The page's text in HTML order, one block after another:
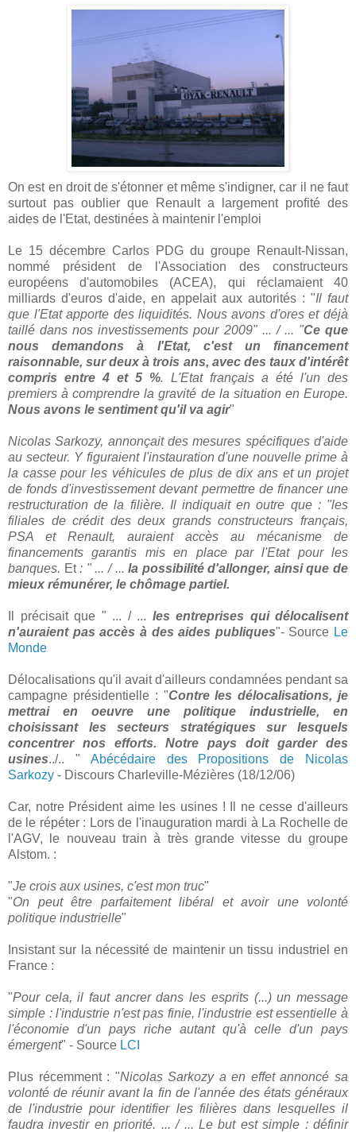
On est en droit de s'étonner et même s'indigner, car il ne faut
surtout pas oublier que Renault a largement profité des
aides de l'Etat, destinées à maintenir l'emploi
Le 15 décembre Carlos PDG du groupe Renault-Nissan,
nommé président de l'Association des constructeurs
européens d'automobiles (ACEA), qui réclamaient 40
milliards d'euros d'aide, en appelait aux autorités : "Il faut
que l'Etat apporte des liquidités. Nous avons d'ores et déjà
taillé dans nos investissements pour 2009" ... / ... "Ce que
nous demandons à l'Etat, c'est un financement
raisonnable, sur deux à trois ans, avec des taux d'intérêt
compris entre 4 et 5 %. L'Etat français a été l'un des
premiers à comprendre la gravité de la situation en Europe.
Nous avons le sentiment qu'il va agir"
Nicolas Sarkozy, annonçait des mesures spécifiques d'aide
au secteur. Y figuraient l'instauration d'une nouvelle prime à
la casse pour les véhicules de plus de dix ans et un projet
de fonds d'investissement devant permettre de financer une
restructuration de la filière. Il indiquait en outre que : "les
filiales de crédit des deux grands constructeurs français,
PSA et Renault, auraient accès au mécanisme de
financements garantis mis en place par l'Etat pour les
banques. Et : " ... / ...la possibilité d'allonger, ainsi que de
mieux rémunérer, le chômage partiel.
Il précisait que " ... / ... les entreprises qui délocalisent
n'auraient pas accès à des aides publiques"- Source Le
Monde
Délocalisations qu'il avait d'ailleurs condamnées pendant sa
campagne présidentielle : "Contre les délocalisations, je
mettrai en oeuvre une politique industrielle, en
choisissant les secteurs stratégiques sur lesquels
concentrer nos efforts. Notre pays doit garder des
usines../.. " Abécédaire des Propositions de Nicolas
Sarkozy - Discours Charleville-Mézières (18/12/06)
Car, notre Président aime les usines ! Il ne cesse d'ailleurs
de le répéter : Lors de l'inauguration mardi à La Rochelle de
l'AGV, le nouveau train à très grande vitesse du groupe
Alstom. :
"Je crois aux usines, c'est mon truc"
"On peut être parfaitement libéral et avoir une volonté
politique industrielle"
Insistant sur la nécessité de maintenir un tissu industriel en
France :
"Pour cela, il faut ancrer dans les esprits (...) un message
simple : l'industrie n'est pas finie, l'industrie est essentielle à
l'économie d'un pays riche autant qu'à celle d'un pays
émergent" - Source LCI
Plus récemment : "Nicolas Sarkozy a en effet annoncé sa
volonté de réunir avant la fin de l'année des états généraux
de l'industrie pour identifier les filières dans lesquelles il
faudra investir en priorité. ... / ... Le but est simple : définir